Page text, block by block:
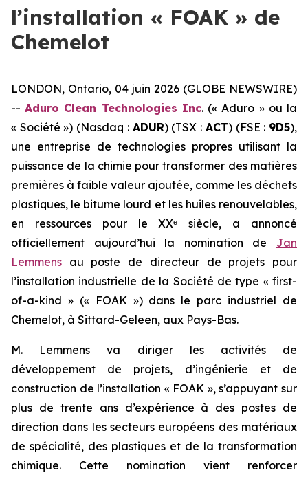
l’installation « FOAK » de
Chemelot
LONDON, Ontario, 04 juin 2026 (GLOBE NEWSWIRE)
--Aduro Clean Technologies Inc. (« Aduro » ou la
« Société ») (Nasdaq : ADUR) (TSX : ACT) (FSE : 9D5),
une entreprise de technologies propres utilisant la
puissance de la chimie pour transformer des matières
premières à faible valeur ajoutée, comme les déchets
plastiques, le bitume lourd et les huiles renouvelables,
en ressources pour le XXᵉ siècle, a annoncé
officiellement aujourd’hui la nomination de Jan
Lemmens au poste de directeur de projets pour
l’installation industrielle de la Société de type « first-
of-a-kind » (« FOAK ») dans le parc industriel de
Chemelot, à Sittard-Geleen, aux Pays-Bas.
M. Lemmens va diriger les activités de
développement de projets, d’ingénierie et de
construction de l’installation « FOAK », s’appuyant sur
plus de trente ans d’expérience à des postes de
direction dans les secteurs européens des matériaux
de spécialité, des plastiques et de la transformation
chimique. Cette nomination vient renforcer